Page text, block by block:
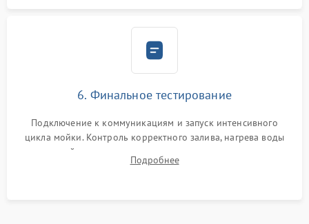
6. Финальное тестирование
Подключение к коммуникациям и запуск интенсивного
цикла мойки. Контроль корректного залива, нагрева воды
до нужной температуры, отсутствия посторонних шумов,
штатного слива и абсолютной сухости в поддоне.
Подробнее